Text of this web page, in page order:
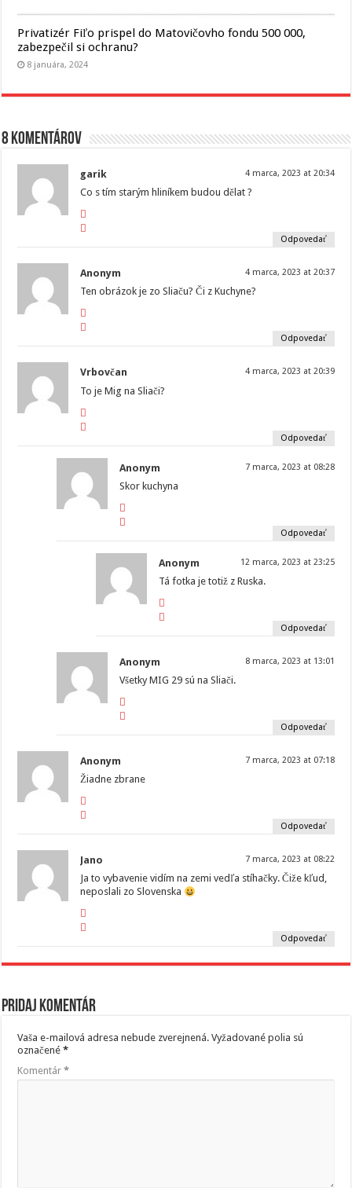
Privatizér Fiľo prispel do Matovičovho fondu 500 000,
zabezpečil si ochranu?
8 januára, 2024
8 komentárov
garik 4 marca, 2023 at 20:34
Co s tím starým hliníkem budou dělat ?
Odpovedať
Anonym 4 marca, 2023 at 20:37
Ten obrázok je zo Sliaču? Či z Kuchyne?
Odpovedať
Vrbovčan 4 marca, 2023 at 20:39
To je Mig na Sliači?
Odpovedať
Anonym 7 marca, 2023 at 08:28
Skor kuchyna
Odpovedať
Anonym 12 marca, 2023 at 23:25
Tá fotka je totiž z Ruska.
Odpovedať
Anonym 8 marca, 2023 at 13:01
Všetky MIG 29 sú na Sliači.
Odpovedať
Anonym 7 marca, 2023 at 07:18
Žiadne zbrane
Odpovedať
Jano 7 marca, 2023 at 08:22
Ja to vybavenie vidím na zemi vedľa stíhačky. Čiže kľud,
neposlali zo Slovenska
Odpovedať
Pridaj komentár
Vaša e-mailová adresa nebude zverejnená. Vyžadované polia sú
označené*
Komentár*